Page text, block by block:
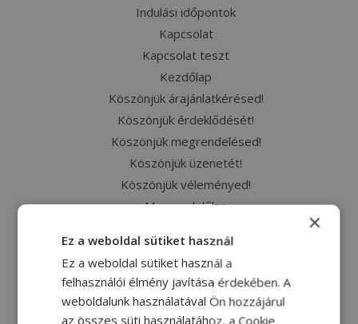
Indulási időpontok
Kapcsolat
Kapcsolat teszt
Kezdőlap
Köszönjük árajánlatkérésed!
Köszönjük érdeklődését!
Köszönjük megrendelésed!
Köszönjük üzenetét!
Köszönjük véleményed!
Megrendelőlap
Németország szállítási árak
Nemzetközi költöztető sofőrt keresünk
Nemzetközi szállítás
Nyereményjáték
×
Ez a weboldal sütiket használ
Ez a weboldal sütiket használ a
felhasználói élmény javítása érdekében. A
weboldalunk használatával Ön hozzájárul
az összes süti használatához, a Cookie